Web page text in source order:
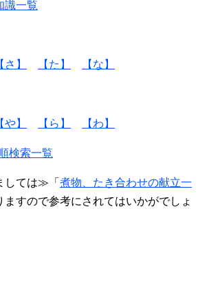
識一覧
【さ】 【た】 【な】
【や】 【ら】 【わ】
検索一覧
しては≫「 煮物、たき合わせの献立一
ますので参考にされてはいかがでしょ